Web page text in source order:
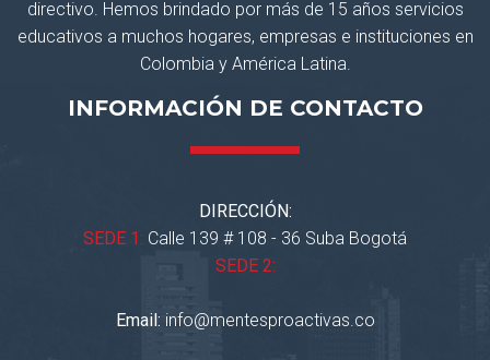
directivo. Hemos brindado por más de 15 años servicios
educativos a muchos hogares, empresas e instituciones en
Colombia y América Latina.
INFORMACIÓN DE CONTACTO
DIRECCIÓN:
SEDE 1: Calle 139 # 108 - 36 Suba Bogotá
SEDE 2:
Email: info@mentesproactivas.co